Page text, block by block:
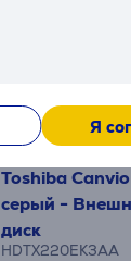
Я
Toshiba
серый -
диск
HDTX220EK3AA